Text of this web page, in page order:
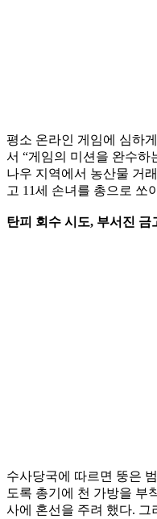
평소 온라인 게임에 심하
서 “게임의 미션을 완수하
나우 지역에서 농산물 거
고 11세 손녀를 총으로 쏘
탄피 회수 시도, 부서진
수사당국에 따르면 뚱은
도록 총기에 천 가방을 부
사에 혼선을 주려 했다.